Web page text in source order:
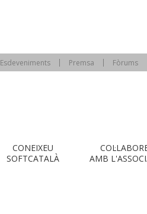
Esdeveniments Premsa Fòrums
CONEIXEU
SOFTCATALÀ
AMB